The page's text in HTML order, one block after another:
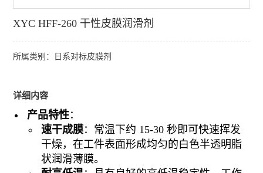
XYC HFF-260 干性皮膜润滑剂
所属类别：日系对标皮膜剂
详细内容
产品特性：
速干成膜：常温下约 15-30 秒即可快速挥发
干燥，在工件表面形成均匀的白色半透明脂
状润滑薄膜。